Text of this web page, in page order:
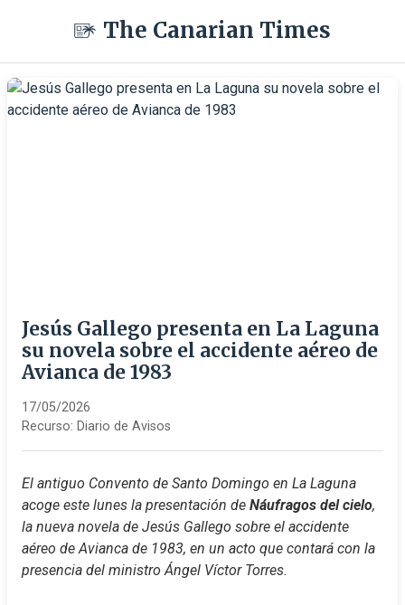
The Canarian Times
Jesús Gallego presenta en La Laguna
su novela sobre el accidente aéreo de
Avianca de 1983
17/05/2026
Recurso: Diario de Avisos
El antiguo Convento de Santo Domingo en La Laguna
acoge este lunes la presentación de Náufragos del cielo,
la nueva novela de Jesús Gallego sobre el accidente
aéreo de Avianca de 1983, en un acto que contará con la
presencia del ministro Ángel Víctor Torres.